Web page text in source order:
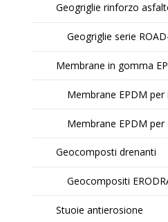
Geogriglie rinforzo
Geogriglie serie
Membrane in gomma
Membrane EPDM per
Membrane EPDM per
Geocomposti drenanti
Geocompositi
Stuoie antierosione